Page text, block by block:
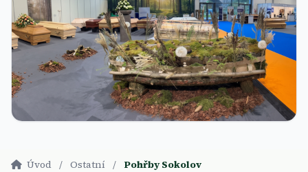
Úvod / Ostatní / Pohřby Sokolov